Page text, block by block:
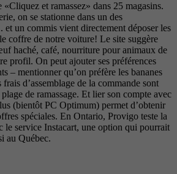
et ramassez» dans 25 magasins.
on se stationne dans un des
et un commis vient directement déposer les
coffre de notre voiture! Le site suggère
haché, café, nourriture pour animaux de
profil. On peut ajouter ses préférences
– mentionner qu’on préfère les bananes
d’assemblage de la commande sont
de ramassage. Et lier son compte avec
(bientôt PC Optimum) permet d’obtenir
spéciales. En Ontario, Provigo teste la
le service Instacart, une option qui pourrait
au Québec.